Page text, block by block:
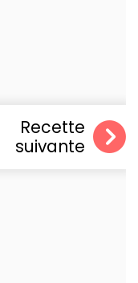
Recette
suivante